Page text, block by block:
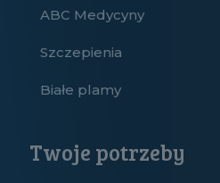
ABC Medycyny
Szczepienia
Białe plamy
Twoje potrzeby